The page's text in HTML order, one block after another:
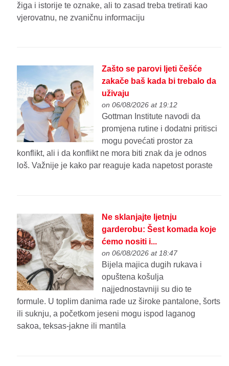
žiga i istorije te oznake, ali to zasad treba tretirati kao
vjerovatnu, ne zvaničnu informaciju
Zašto se parovi ljeti češće
zakače baš kada bi trebalo da
uživaju
on 06/08/2026 at 19:12
Gottman Institute navodi da
promjena rutine i dodatni pritisci
mogu povećati prostor za
konflikt, ali i da konflikt ne mora biti znak da je odnos
loš. Važnije je kako par reaguje kada napetost poraste
Ne sklanjajte ljetnju
garderobu: Šest komada koje
ćemo nositi i...
on 06/08/2026 at 18:47
Bijela majica dugih rukava i
opuštena košulja
najjednostavniji su dio te
formule. U toplim danima rade uz široke pantalone, šorts
ili suknju, a početkom jeseni mogu ispod laganog
sakoa, teksas-jakne ili mantila